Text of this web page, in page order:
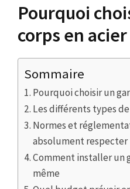
Pourquoi
corps en acier
Sommaire
Pourquoi choisir un
Les différents types
Normes et
absolument respecter
Comment installer un
même